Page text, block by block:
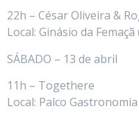
22h – César Oliveira &
Local: Ginásio da
SÁBADO – 13 de abril
11h – Togethere
Local: Palco